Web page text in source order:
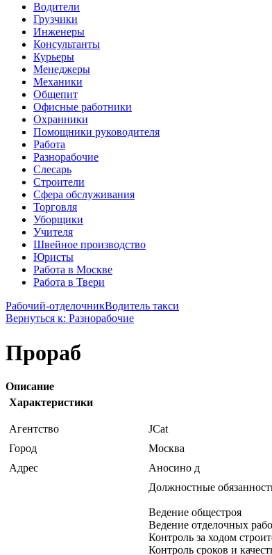
Водители
Грузчики
Инженеры
Консультанты
Курьеры
Менеджеры
Механики
Общепит
Офисные работники
Охранники
Помощники руководителя
Работа
Разнорабочие
Слесарь
Строители
Сфера обслуживания
Торговля
Уборщики
Учителя
Швейное производство
Юристы
Работа в Москве
Работа в Твери
Рабочий-отделочникВодитель такси
Вернуться к: Разнорабочие
Прораб
Описание
Характеристики
Агентство
JCat
Город
Москва
Адрес
Аносино д
Должностные
Ведение общестроя
Ведение отделочных
Контроль за ходом
Контроль сроков и